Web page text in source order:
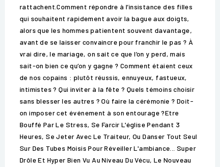
rattachent.Comment répondre à l’insistance des filles
qui souhaitent rapidement avoir la bague aux doigts,
alors que les hommes patientent souvent davantage,
avant de se laisser convaincre pour franchir le pas ? À
vrai dire, le mariage, on sait ce que l’on y perd, mais
sait-on bien ce qu’on y gagne ? Comment étaient ceux
de nos copains : plutôt réussis, ennuyeux, fastueux,
intimistes ? Qui inviter à la fête ? Quels témoins choisir
sans blesser les autres ? Où faire la cérémonie ? Doit-
on imposer cet événement à son entourage ?Etre
Bouffé Par Le Stress, Se Farcir L'église Pendant 3
Heures, Se Jeter Avec Le Traiteur, Ou Danser Tout Seul
Sur Des Tubes Moisis Pour Réveiller L'ambiance... Super
Drôle Et Hyper Bien Vu Au Niveau Du Vécu, Le Nouveau